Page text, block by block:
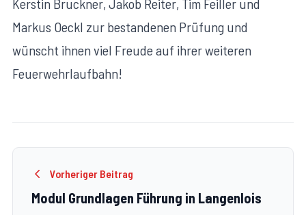
Kerstin Bruckner, Jakob Reiter, Tim Feiller und
Markus Oeckl zur bestandenen Prüfung und
wünscht ihnen viel Freude auf ihrer weiteren
Feuerwehrlaufbahn!
Vorheriger Beitrag
Modul Grundlagen Führung in Langenlois